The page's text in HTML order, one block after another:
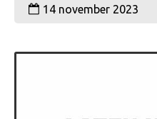
14 november 2023